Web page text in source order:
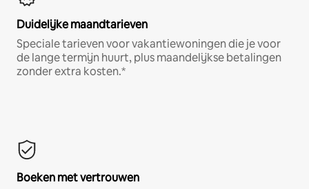
Duidelijke maandtarieven
Speciale tarieven voor vakantiewoningen die je voor
de lange termijn huurt, plus maandelijkse betalingen
zonder extra kosten.*
Boeken met vertrouwen